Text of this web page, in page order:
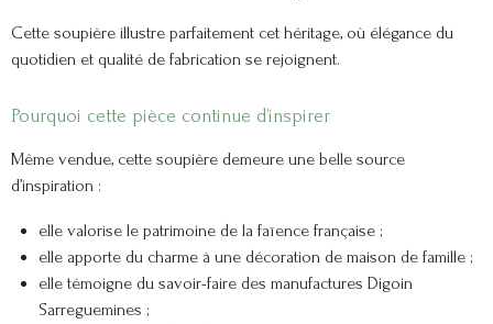
Cette soupière illustre parfaitement cet héritage, où élégance du
quotidien et qualité de fabrication se rejoignent.
Pourquoi cette pièce continue d’inspirer
Même vendue, cette soupière demeure une belle source
d’inspiration :
elle valorise le patrimoine de la faïence française ;
elle apporte du charme à une décoration de maison de famille ;
elle témoigne du savoir-faire des manufactures Digoin
Sarreguemines ;